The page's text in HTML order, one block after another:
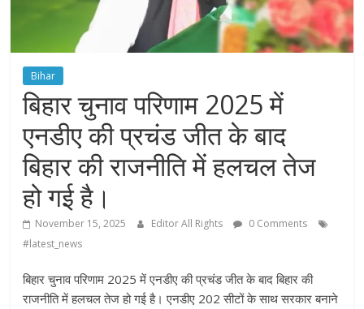
Bihar
बिहार चुनाव परिणाम 2025 में
एनडीए की प्रचंड जीत के बाद
बिहार की राजनीति में हलचल तेज
हो गई है।
November 15, 2025 Editor All Rights
0 Comments
#latest_news
बिहार चुनाव परिणाम 2025 में एनडीए की प्रचंड जीत के बाद बिहार की
राजनीति में हलचल तेज हो गई है। एनडीए 202 सीटों के साथ सरकार बनाने